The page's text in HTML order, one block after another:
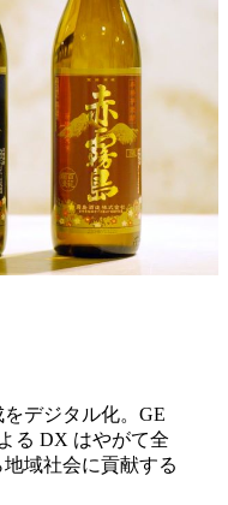
デジタル化。GE
る DX はやがて全
域社会に貢献する